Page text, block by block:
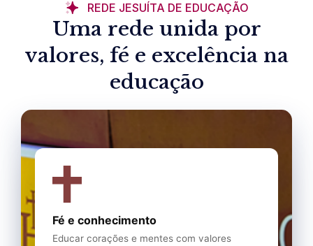
REDE JESUÍTA DE EDUCAÇÃO
Uma rede unida por
valores, fé e excelência na
educação
Fé e conhecimento
Educar corações e mentes com valores